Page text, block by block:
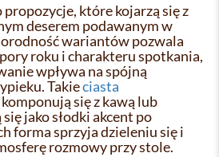
propozycje, które kojarzą się z
deserem podawanym w
wariantów pozwala
roku i charakteru spotkania,
wpływa na spójną
Takieciasta
się z kawą lub
jako słodki akcent po
forma sprzyja dzieleniu się i
rozmowy przy stole.